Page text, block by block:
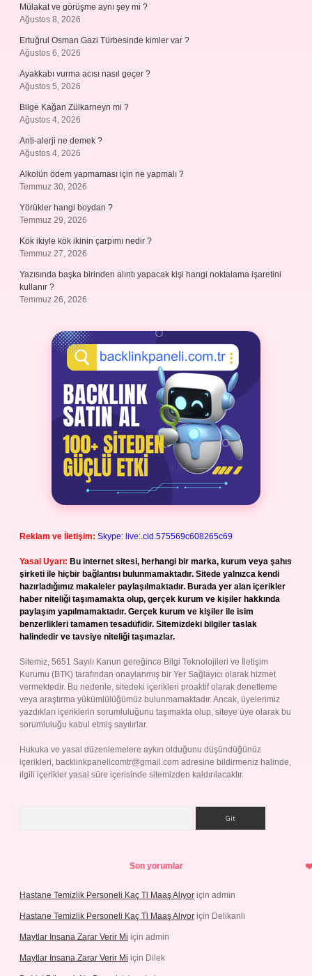
Mülakat ve görüşme aynı şey mi ?
Ağustos 8, 2026
Ertuğrul Osman Gazi Türbesinde kimler var ?
Ağustos 6, 2026
Ayakkabı vurma acısı nasıl geçer ?
Ağustos 5, 2026
Bilge Kağan Zülkarneyn mi ?
Ağustos 4, 2026
Anti-alerji ne demek ?
Ağustos 4, 2026
Alkolün ödem yapmaması için ne yapmalı ?
Temmuz 30, 2026
Yörükler hangi boydan ?
Temmuz 29, 2026
Kök ikiyle kök ikinin çarpımı nedir ?
Temmuz 27, 2026
Yazısında başka birinden alıntı yapacak kişi hangi noktalama işaretini
kullanır ?
Temmuz 26, 2026
Reklam ve İletişim: Skype: live:.cid.575569c608265c69
Yasal Uyarı: Bu internet sitesi, herhangi bir marka, kurum veya şahıs
şirketi ile hiçbir bağlantısı bulunmamaktadır. Sitede yalnızca kendi
hazırladığımız makaleler paylaşılmaktadır. Burada yer alan içerikler
haber niteliği taşımamakta olup, gerçek kurum ve kişiler hakkında
paylaşım yapılmamaktadır. Gerçek kurum ve kişiler ile isim
benzerlikleri tamamen tesadüfidir. Sitemizdeki bilgiler taslak
halindedir ve tavsiye niteliği taşımazlar.
Sitemiz, 5651 Sayılı Kanun gereğince Bilgi Teknolojileri ve İletişim
Kurumu (BTK) tarafından onaylanmış bir Yer Sağlayıcı olarak hizmet
vermektedir. Bu nedenle, sitedeki içerikleri proaktif olarak denetleme
veya araştırma yükümlülüğümüz bulunmamaktadır. Ancak, üyelerimiz
yazdıkları içeriklerin sorumluluğunu taşımakta olup, siteye üye olarak bu
sorumluluğu kabul etmiş sayılırlar.
Hukuka ve yasal düzenlemelere aykırı olduğunu düşündüğünüz
içerikleri, backlinkpanelicomtr@gmail.com adresine bildirmeniz halinde,
ilgili içerikler yasal süre içerisinde sitemizden kaldırılacaktır.
Son yorumlar
Hastane Temizlik Personeli Kaç Tl Maaş Alıyor için admin
Hastane Temizlik Personeli Kaç Tl Maaş Alıyor için Delikanlı
Maytlar Insana Zarar Verir Mi için admin
Maytlar Insana Zarar Verir Mi için Dilek